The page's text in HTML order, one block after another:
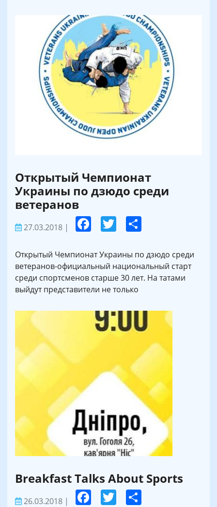
Открытый Чемпионат
Украины по дзюдо среди
ветеранов
27.03.2018 |
Открытый Чемпионат Украины по дзюдо среди
ветеранов-официальный национальный старт
среди спортсменов старше 30 лет. На татами
выйдут представители не только
Breakfast Talks About Sports
26.03.2018 |